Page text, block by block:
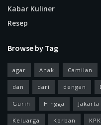
Kabar Kuliner
Resep
Browse by Tag
agar Anak Camilan
dan dari dengan
Gurih Hingga Jakarta
Keluarga Korban KPK